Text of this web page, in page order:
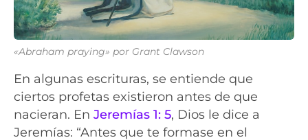
«Abraham praying» por Grant Clawson
En algunas escrituras, se entiende que
ciertos profetas existieron antes de que
nacieran. En Jeremías 1: 5, Dios le dice a
Jeremías: “Antes que te formase en el